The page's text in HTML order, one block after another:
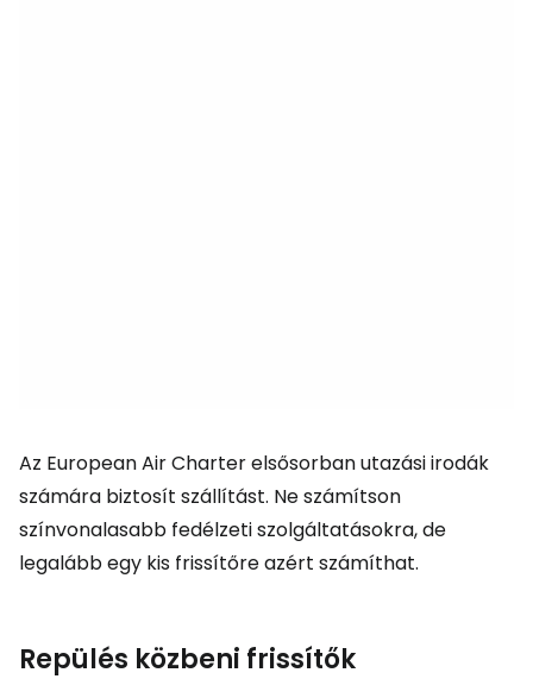
Az European Air Charter elsősorban utazási irodák
számára biztosít szállítást. Ne számítson
színvonalasabb fedélzeti szolgáltatásokra, de
legalább egy kis frissítőre azért számíthat.
Repülés közbeni frissítők